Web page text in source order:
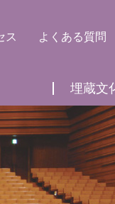
ス よくある質問
埋蔵文